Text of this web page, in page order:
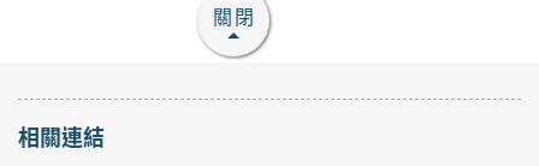
關閉
相關連結